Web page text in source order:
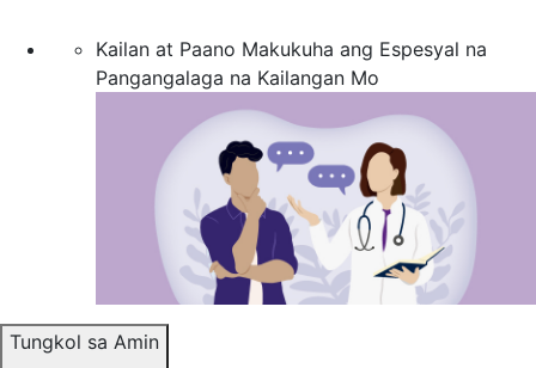
Kailan at Paano Makukuha ang Espesyal na
Pangangalaga na Kailangan Mo
Tungkol sa Amin